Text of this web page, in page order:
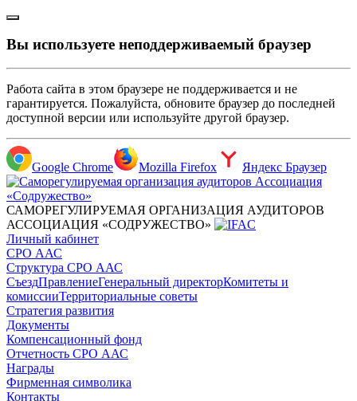
Вы используете неподдерживаемый браузер
Работа сайта в этом браузере не поддерживается и не
гарантируется. Пожалуйста, обновите браузер до последней
доступной версии или используйте другой браузер.
Google Chrome Mozilla Firefox Яндекс Браузер
САМОРЕГУЛИРУЕМАЯ ОРГАНИЗАЦИЯ АУДИТОРОВ
АССОЦИАЦИЯ «СОДРУЖЕСТВО»
Личный кабинет
СРО ААС
Структура СРО ААС
СъездПравлениеГенеральный директорКомитеты и
комиссииТерриториальные советы
Стратегия развития
Документы
Компенсационный фонд
Отчетность СРО ААС
Награды
Фирменная символика
Контакты